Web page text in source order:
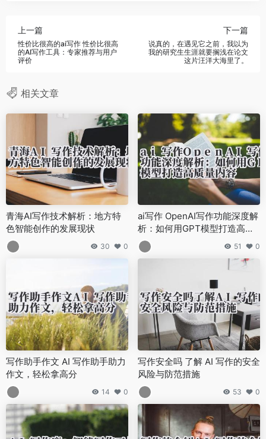
上一篇
性价比很高的ai写作 性价比很高
的AI写作工具：专家推荐与用户
评价
下一篇
说真的，在遇见它之前，我以为
我的研究生生涯就要搁浅在论文
这片汪洋大海里了。
相关文章
青海AI写作技术解析：地方特
色智能创作的发展现状
30 0
ai写作 OpenAI写作功能深度解
析：如何用GPT模型打造高质
量内容
51 0
写作助手作文 AI 写作助手助力
作文，轻松拿高分
14 0
写作安全吗 了解 AI 写作的安全
风险与防范措施
53 0